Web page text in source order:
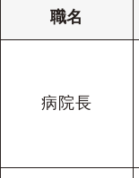
職名
病院長